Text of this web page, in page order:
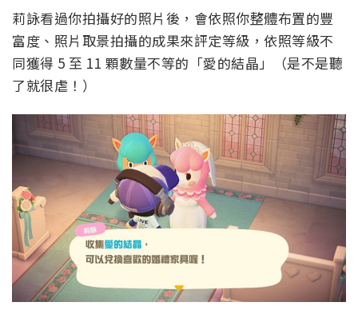
莉詠看過你拍攝好的照片後，會依照你整體布置的豐
富度、照片取景拍攝的成果來評定等級，依照等級不
同獲得 5 至 11 顆數量不等的「愛的結晶」（是不是聽
了就很虐！）